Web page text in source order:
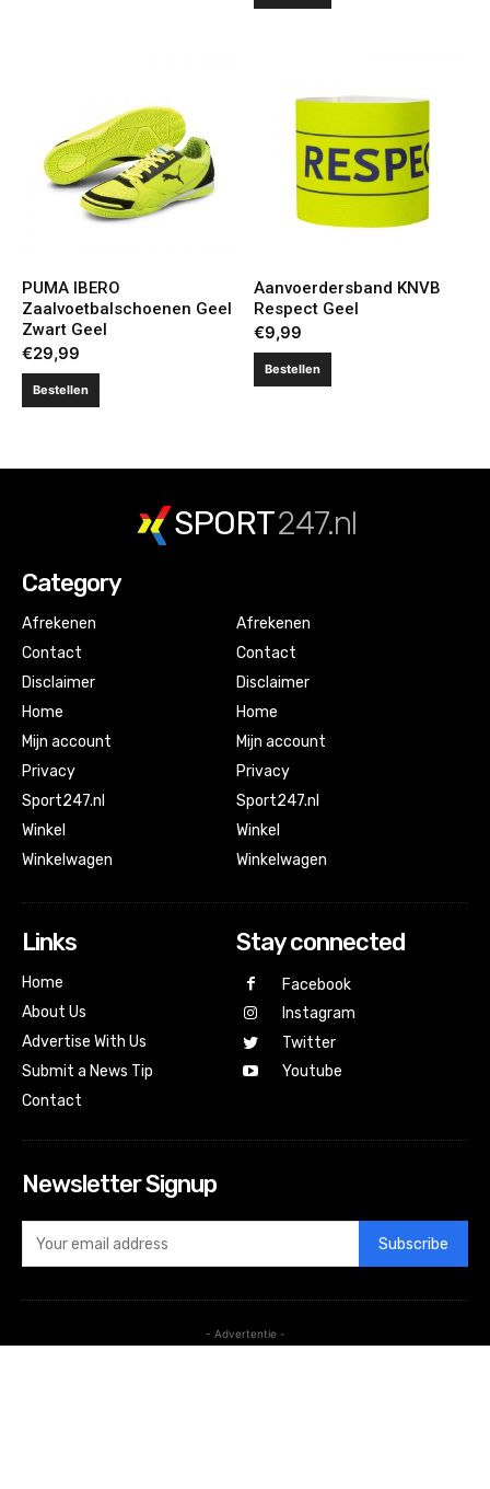
PUMA IBERO
Zaalvoetbalschoenen Geel
Zwart Geel
€29,99
Bestellen
Aanvoerdersband KNVB
Respect Geel
€9,99
Bestellen
SPORT247.nl
Category
Afrekenen
Contact
Disclaimer
Home
Mijn account
Privacy
Sport247.nl
Winkel
Winkelwagen
Afrekenen
Contact
Disclaimer
Home
Mijn account
Privacy
Sport247.nl
Winkel
Winkelwagen
Links
Home
About Us
Advertise With Us
Submit a News Tip
Contact
Stay connected
Facebook
Instagram
Twitter
Youtube
Newsletter Signup
Subscribe
- Advertentie -